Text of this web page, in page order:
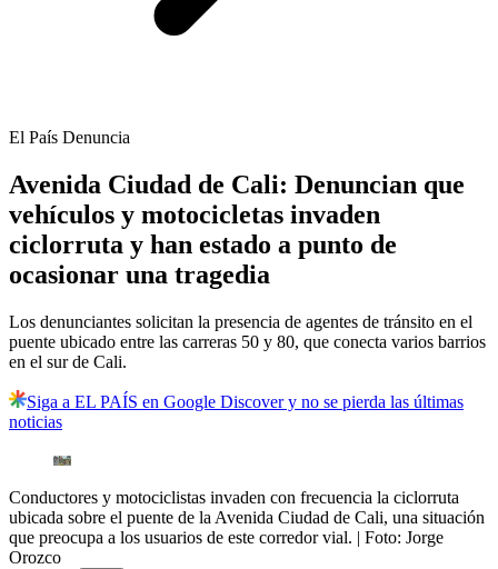
El País Denuncia
Avenida Ciudad de Cali: Denuncian que
vehículos y motocicletas invaden
ciclorruta y han estado a punto de
ocasionar una tragedia
Los denunciantes solicitan la presencia de agentes de tránsito en el
puente ubicado entre las carreras 50 y 80, que conecta varios barrios
en el sur de Cali.
Siga a EL PAÍS en Google Discover y no se pierda las últimas
noticias
Conductores y motociclistas invaden con frecuencia la ciclorruta
ubicada sobre el puente de la Avenida Ciudad de Cali, una situación
que preocupa a los usuarios de este corredor vial. | Foto: Jorge
Orozco